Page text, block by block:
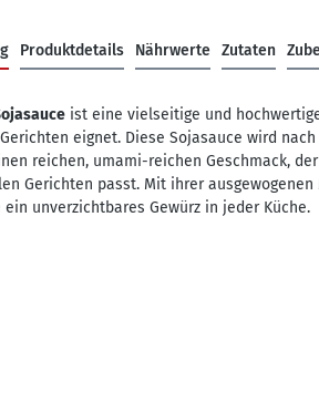
Produktdetails Nährwerte Zutaten
ist eine vielseitige und
eignet. Diese Sojasauce wird
reichen, umami-reichen Geschmack,
Gerichten passt. Mit ihrer
unverzichtbares Gewürz in jeder Küche.